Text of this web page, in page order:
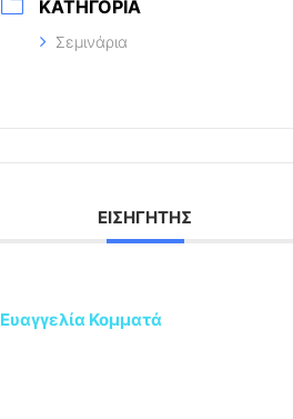
ΚΑΤΗΓΟΡΊΑ
Σεμινάρια
ΕΙΣΗΓΗΤΉΣ
Ευαγγελία Κομματά